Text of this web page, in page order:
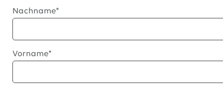
Nachname*
Vorname*